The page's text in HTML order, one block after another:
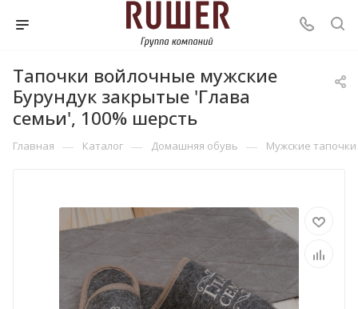
Тапочки войлочные мужские
Бурундук закрытые 'Глава
семьи', 100% шерсть
Главная — Каталог — Домашняя обувь — Мужские тапочки